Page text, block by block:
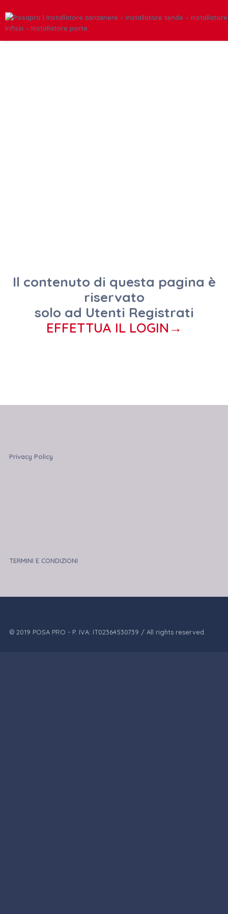
Il contenuto di questa pagina è
riservato
solo ad Utenti Registrati
EFFETTUA IL LOGIN→
Privacy Policy
TERMINI E CONDIZIONI
© 2019 POSA PRO - P. IVA: IT02364530739 / All rights reserved.